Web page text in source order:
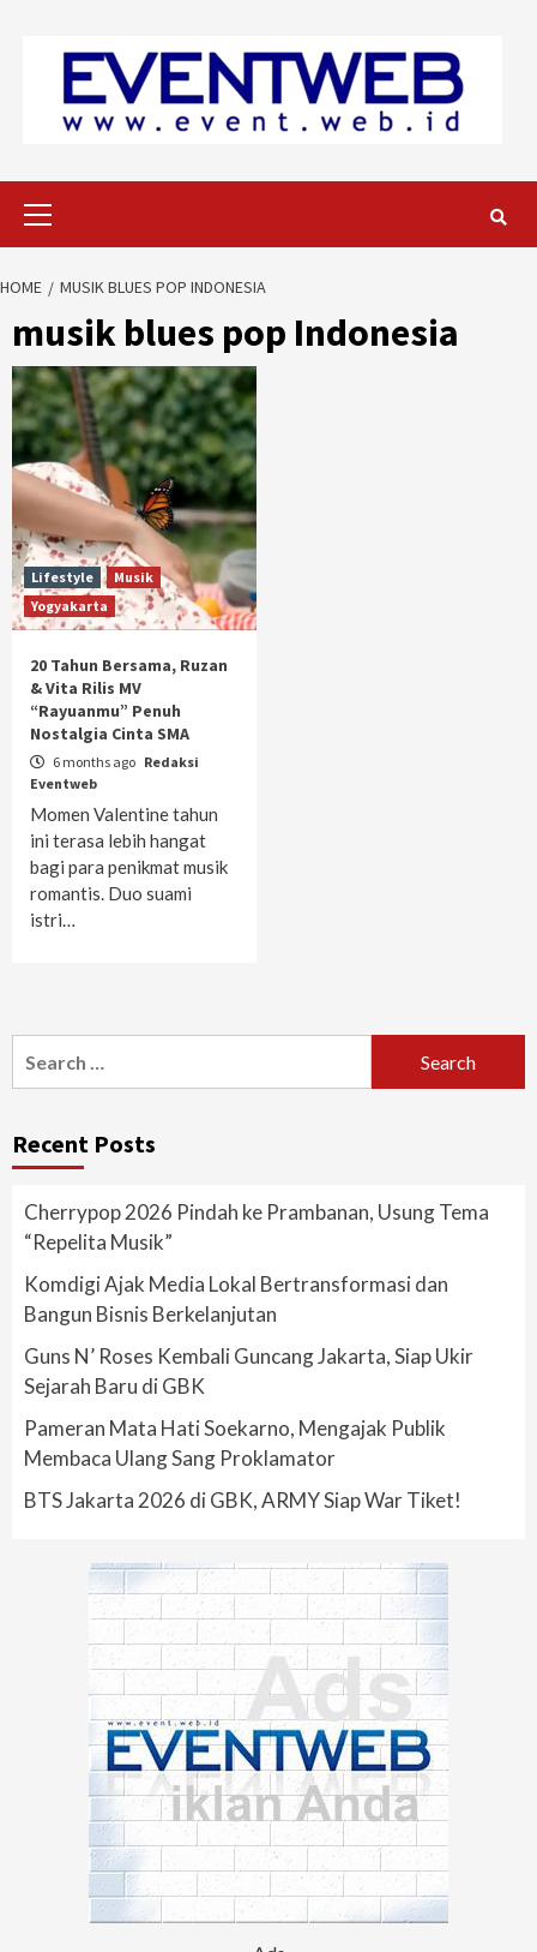
HOME MUSIK BLUES POP INDONESIA
musik blues pop Indonesia
Lifestyle
Musik
Yogyakarta
20 Tahun Bersama, Ruzan
& Vita Rilis MV
“Rayuanmu” Penuh
Nostalgia Cinta SMA
6 months ago Redaksi
Eventweb
Momen Valentine tahun
ini terasa lebih hangat
bagi para penikmat musik
romantis. Duo suami
istri…
for:
Recent Posts
Cherrypop 2026 Pindah ke Prambanan, Usung Tema
“Repelita Musik”
Komdigi Ajak Media Lokal Bertransformasi dan
Bangun Bisnis Berkelanjutan
Guns N’ Roses Kembali Guncang Jakarta, Siap Ukir
Sejarah Baru di GBK
Pameran Mata Hati Soekarno, Mengajak Publik
Membaca Ulang Sang Proklamator
BTS Jakarta 2026 di GBK, ARMY Siap War Tiket!